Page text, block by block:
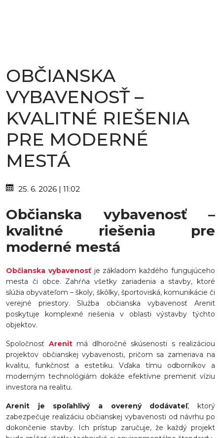
OBČIANSKA
VYBAVENOSŤ –
KVALITNÉ RIEŠENIA
PRE MODERNÉ
MESTÁ
25. 6. 2026 | 11:02
Občianska vybavenosť –
kvalitné riešenia pre
moderné mestá
Občianska vybavenosťje základom každého fungujúceho
mesta či obce. Zahŕňa všetky zariadenia a stavby, ktoré
slúžia obyvateľom – školy, škôlky, športoviská, komunikácie či
verejné priestory. Služba občianska vybavenosť Arenit
poskytuje komplexné riešenia v oblasti výstavby týchto
objektov.
Spoločnosť Arenit má dlhoročné skúsenosti s realizáciou
projektov občianskej vybavenosti, pričom sa zameriava na
kvalitu, funkčnosť a estetiku. Vďaka tímu odborníkov a
moderným technológiám dokáže efektívne premeniť víziu
investora na realitu.
Arenit je spoľahlivý a overený dodávateľ, ktorý
zabezpečuje realizáciu občianskej vybavenosti od návrhu po
dokončenie stavby. Ich prístup zaručuje, že každý projekt